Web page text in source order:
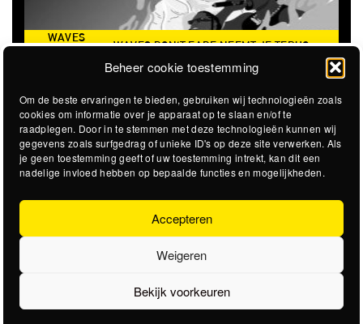
Beheer cookie toestemming
Om de beste ervaringen te bieden, gebruiken wij technologieën zoals
cookies om informatie over je apparaat op te slaan en/of te
raadplegen. Door in te stemmen met deze technologieën kunnen wij
gegevens zoals surfgedrag of unieke ID's op deze site verwerken. Als
je geen toestemming geeft of uw toestemming intrekt, kan dit een
nadelige invloed hebben op bepaalde functies en mogelijkheden.
Accepteren
Weigeren
Bekijk voorkeuren
WAVES
WAVES DON'T FADE NEEMT JE TERUG
NAAR DE ICONISCHE ZOMER VAN 2016